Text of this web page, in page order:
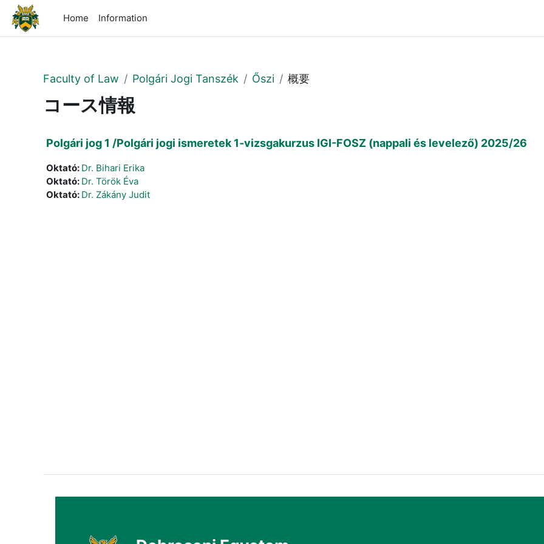
メインコンテンツへスキップする
Home
Information
Faculty of Law Polgári Jogi Tanszék Őszi 概要
コース情報
Polgári jog 1 /Polgári jogi ismeretek 1-vizsgakurzus IGI-FOSZ (nappali és levelező) 2025/26
Oktató: Dr. Bihari Erika
Oktató: Dr. Török Éva
Oktató: Dr. Zákány Judit